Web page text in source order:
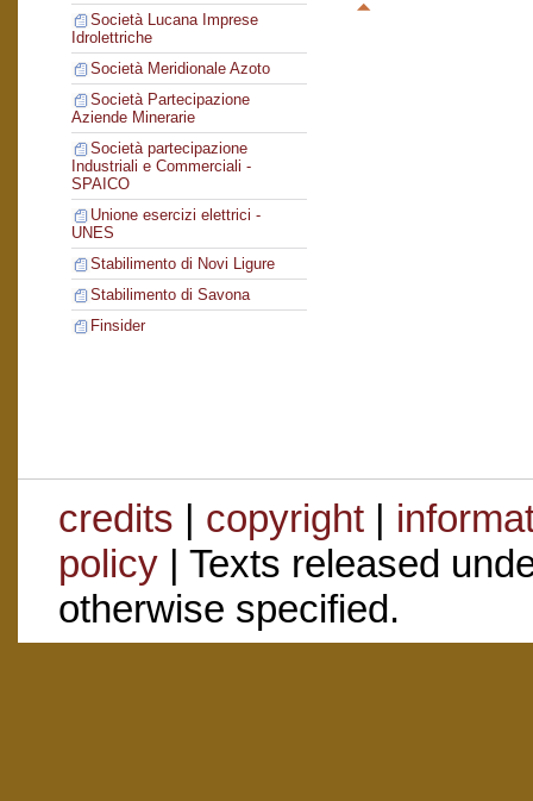
Società Lucana Imprese
Idrolettriche
Società Meridionale Azoto
Società Partecipazione
Aziende Minerarie
Società partecipazione
Industriali e Commerciali -
SPAICO
Unione esercizi elettrici -
UNES
Stabilimento di Novi Ligure
Stabilimento di Savona
Finsider
credits | copyright|
policy| Texts released
otherwise specified.